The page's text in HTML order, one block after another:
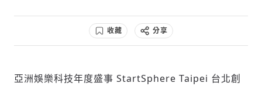
科技
收藏 分享
亞洲娛樂科技年度盛事 StartSphere Taipei 台北創